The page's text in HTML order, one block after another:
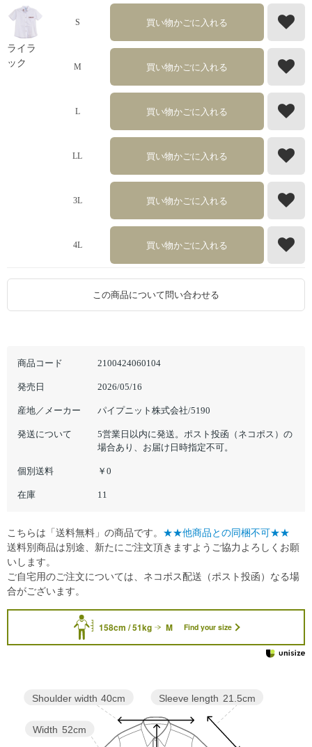
商品コード 2100424060104
発売日 2026/05/16
産地／メーカー パイプニット株式会社/5190
発送について
5営業日以内に発送。ポスト投函（ネコポス）の
場合あり、お届け日時指定不可。
個別送料 ￥0
在庫 11
ライラ
ック
S 買い物かごに入れる
M 買い物かごに入れる
L 買い物かごに入れる
LL 買い物かごに入れる
3L 買い物かごに入れる
4L 買い物かごに入れる
この商品について問い合わせる
158cm / 51kg M Find your size
Sleeve length 21.5cm
Width 52cm
Shoulder width 40cm
こちらは「送料無料」の商品です。 ★★他商品との同梱不可★★
送料別商品は別途、新たにご注文頂きますようご協力よろしくお願
いします。
ご自宅用のご注文については、ネコポス配送（ポスト投函）なる場
合がございます。